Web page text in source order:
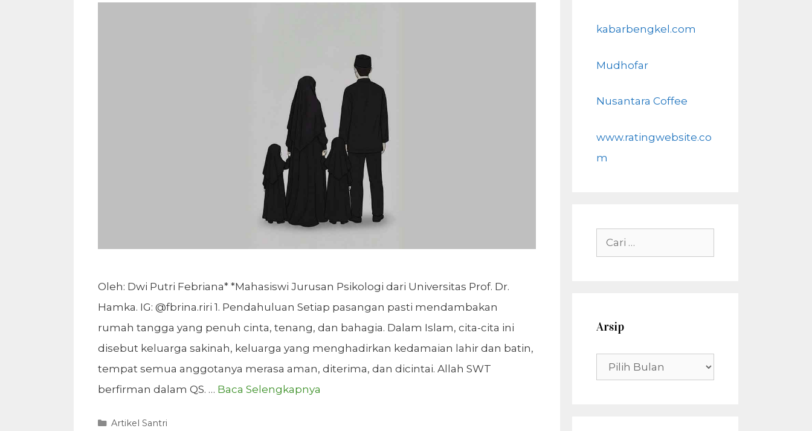
Oleh: Dwi Putri Febriana* *Mahasiswi Jurusan Psikologi dari Universitas Prof. Dr.
Hamka. IG: @fbrina.riri 1. Pendahuluan Setiap pasangan pasti mendambakan
rumah tangga yang penuh cinta, tenang, dan bahagia. Dalam Islam, cita-cita ini
disebut keluarga sakinah, keluarga yang menghadirkan kedamaian lahir dan batin,
tempat semua anggotanya merasa aman, diterima, dan dicintai. Allah SWT
berfirman dalam QS. … Baca Selengkapnya
Kategori
Artikel Santri
kabarbengkel.com
Mudhofar
Nusantara Coffee
www.ratingwebsite.co
m
Cari
untuk:
Arsip
Arsip